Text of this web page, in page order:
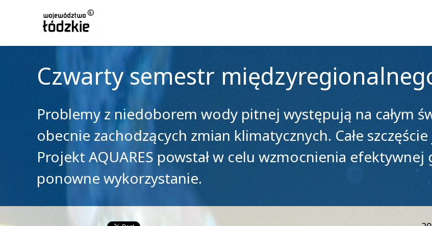
Czwarty semestr
Problemy z niedoborem wody pitnej występują na całym
obecnie zachodzących zmian klimatycznych. Całe
Projekt AQUARES powstał w celu wzmocnienia
ponowne wykorzystanie.